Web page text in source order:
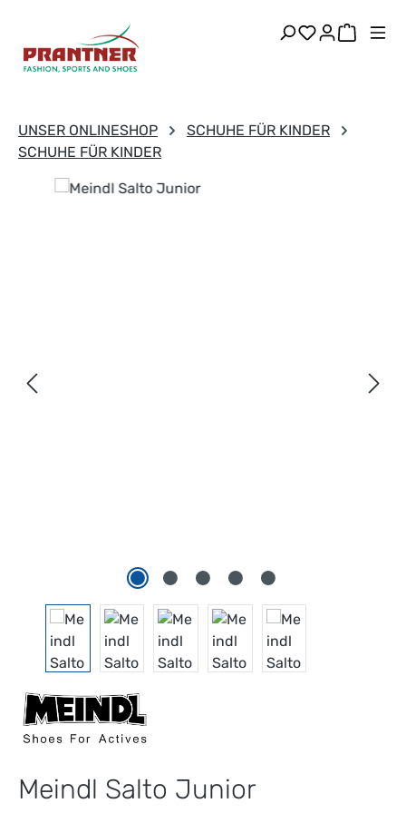
Zum Hauptinhalt springen
Du hast 0
UNSER ONLINESHOP
SCHUHE FÜR KINDER
SCHUHE FÜR KINDER
Bildergalerie überspringen
Meindl Salto Junior